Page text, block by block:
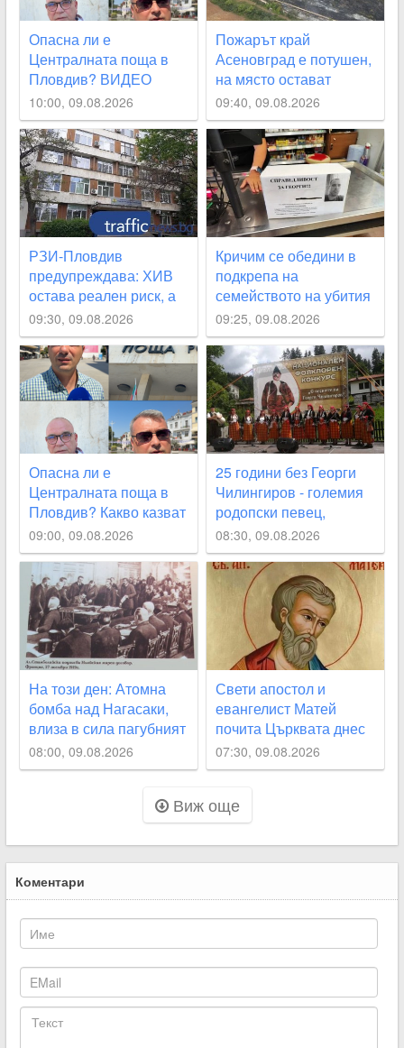
Опасна ли е
Централната поща в
Пловдив? ВИДЕО
10:00, 09.08.2026
Пожарът край
Асеновград е потушен,
на място остават
дежурни огнеборци
09:40, 09.08.2026
РЗИ-Пловдив
предупреждава: ХИВ
остава реален риск, а
ранното откриване
спасява животи
09:30, 09.08.2026
Кричим се обедини в
подкрепа на
семейството на убития
Георги Кузев,
поставиха дарителски
кутии
09:25, 09.08.2026
Опасна ли е
Централната поща в
Пловдив? Какво казват
хората за състоянието
ѝ
09:00, 09.08.2026
25 години без Георги
Чилингиров - големия
родопски певец,
свързал живота си с
Пловдив
08:30, 09.08.2026
На този ден: Атомна
бомба над Нагасаки,
влиза в сила пагубният
Ньойски договор за
България
08:00, 09.08.2026
Свети апостол и
евангелист Матей
почита Църквата днес
07:30, 09.08.2026
Виж още
Коментари